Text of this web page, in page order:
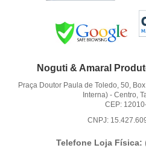
Noguti & Amaral
Praça Doutor Paula de Toledo, 50,
Interna) -Centro,
CEP:
CNPJ:
Telefone Loja Física: